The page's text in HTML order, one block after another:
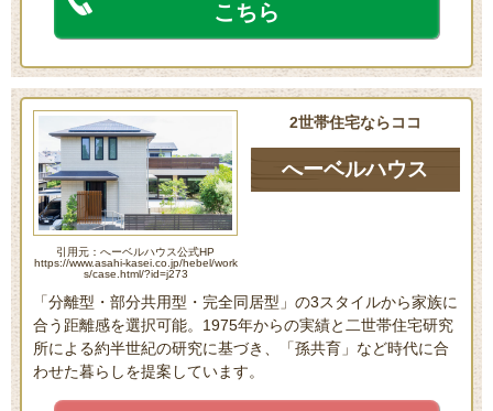
こちら
2世帯住宅ならココ
へーベルハウス
引用元：へーベルハウス公式HP
https://www.asahi-kasei.co.jp/hebel/work
s/case.html/?id=j273
「分離型・部分共用型・完全同居型」の3スタイルから家族に
合う距離感を選択可能。1975年からの実績と二世帯住宅研究
所による約半世紀の研究に基づき、「孫共育」など時代に合
わせた暮らしを提案しています。